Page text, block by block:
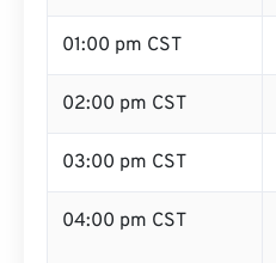
01:00 pm CST
02:00 pm CST
03:00 pm CST
04:00 pm CST